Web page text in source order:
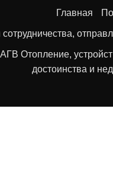
Главная
Отопление,
достоинства и